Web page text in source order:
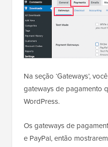
Na seção ‘Gateways’,
gateways de pagamento
WordPress.
Os gateways de
e PayPal, então